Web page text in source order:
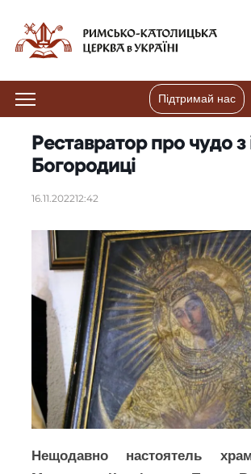
Підтримай нас
Реставратор про чудо з
Богородиці
16.11.202212:42
Нещодавно настоятель